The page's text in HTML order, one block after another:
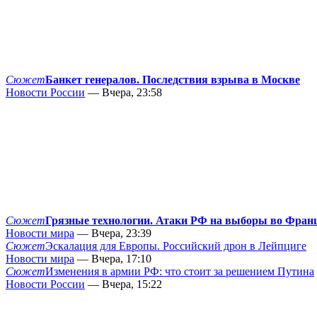
СюжетБанкет генералов. Последствия взрыва в Москве
Новости России — Вчера, 23:58
СюжетГрязные технологии. Атаки РФ на выборы во
Новости мира — Вчера, 23:39
СюжетЭскалация для Европы. Российский дрон в Лейпциге
Новости мира — Вчера, 17:10
СюжетИзменения в армии РФ: что стоит за решением Путина
Новости России — Вчера, 15:22